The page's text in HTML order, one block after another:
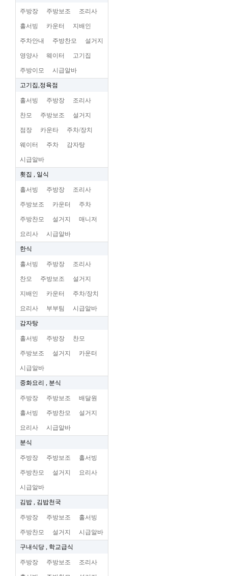
주방장 주방보조 조리사
홀서빙 카운터 지배인
주차안내 주방찬모 설거지
영양사 웨이터 고기집
주방이모 시급알바
고기집,정육점
홀서빙 주방장 조리사
찬모 주방보조 설거지
점장 카운타 주차/장치
웨이터 주차 감자탕
시급알바
횟집 , 일식
홀서빙 주방장 조리사
주방보조 카운터 주차
주방찬모 설거지 매니저
요리사 시급알바
한식
홀서빙 주방장 조리사
찬모 주방보조 설거지
지배인 카운터 주차/장치
요리사 부부팀 시급알바
감자탕
홀서빙 주방장 찬모
주방보조 설거지 카운터
시급알바
중화요리 , 분식
주방장 주방보조 배달원
홀서빙 주방찬모 설거지
요리사 시급알바
분식
주방장 주방보조 홀서빙
주방찬모 설거지 요리사
시급알바
김밥 , 김밥천국
주방장 주방보조 홀서빙
주방찬모 설거지 시급알바
구내식당 , 학교급식
주방장 주방보조 조리사